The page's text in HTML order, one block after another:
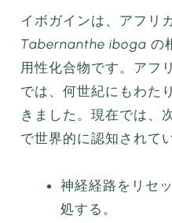
イボガインは、アフリ
Tabernanthe iboga の
用性化合物です。アフ
では、何世紀にもわた
きました。現在では、
で世界的に認知されて
神経経路をリセ
処する。